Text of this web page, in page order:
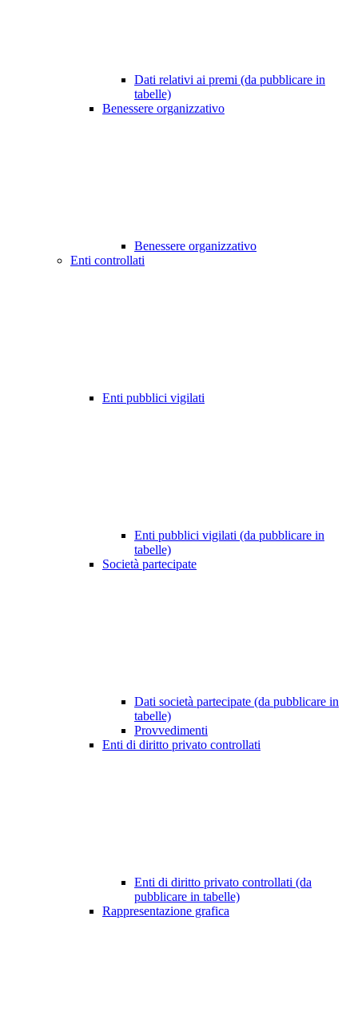
Dati relativi ai premi (da pubblicare in
tabelle)
Benessere organizzativo
Benessere organizzativo
Enti controllati
Enti pubblici vigilati
Enti pubblici vigilati (da pubblicare in
tabelle)
Società partecipate
Dati società partecipate (da pubblicare in
tabelle)
Provvedimenti
Enti di diritto privato controllati
Enti di diritto privato controllati (da
pubblicare in tabelle)
Rappresentazione grafica